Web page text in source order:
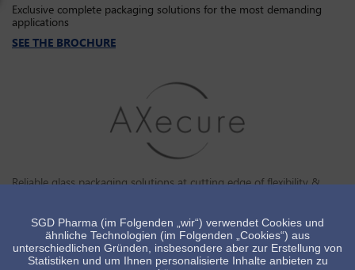
Exclusive complete packaging solutions for the most demanding
applications
SEE THE BROCHURE
Reliable glass packaging solutions at cutting edge of flexibility &
SGD Pharma (im Folgenden „wir“) verwendet Cookies und
ähnliche Technologien (im Folgenden „Cookies“) aus
unterschiedlichen Gründen, insbesondere aber zur Erstellung von
Statistiken und um Ihnen personalisierte Inhalte anbieten zu